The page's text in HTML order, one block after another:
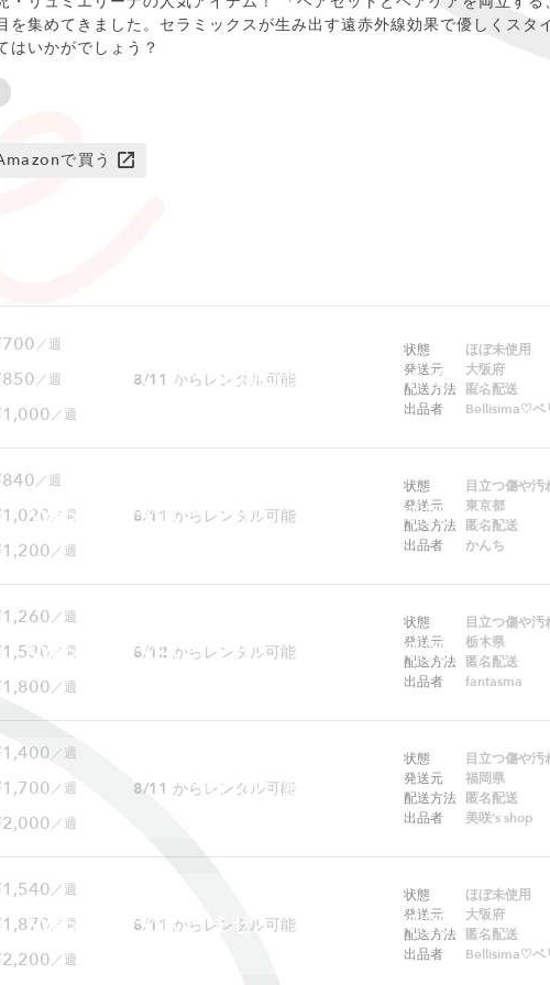
を集めてきました。セラミックスが生み出す遠赤外線効果で優しくスタ
はいかがでしょう？
で買う
ただいまこの商品はレンタルできません
／週
／週
／週
8/11 からレンタル可能
状態
発送元
配送方法
出品者
ほぼ未使用
大阪府
匿名配送
Bellisima♡ベ
Webでは予約できません。アプリをご利用ください。
／週
／週
／週
8/11 からレンタル可能
状態
発送元
配送方法
出品者
目立つ傷や汚
東京都
匿名配送
かんち
Webでは予約できません。アプリをご利用ください。
／週
／週
／週
8/12 からレンタル可能
状態
発送元
配送方法
出品者
目立つ傷や汚
栃木県
匿名配送
fantasma
貸し出し制限中です
／週
／週
／週
8/11 からレンタル可能
状態
発送元
配送方法
出品者
目立つ傷や汚
福岡県
匿名配送
美咲's shop
Webでは予約できません。アプリをご利用ください。
／週
／週
／週
8/11 からレンタル可能
状態
発送元
配送方法
出品者
ほぼ未使用
大阪府
匿名配送
Bellisima♡ベ